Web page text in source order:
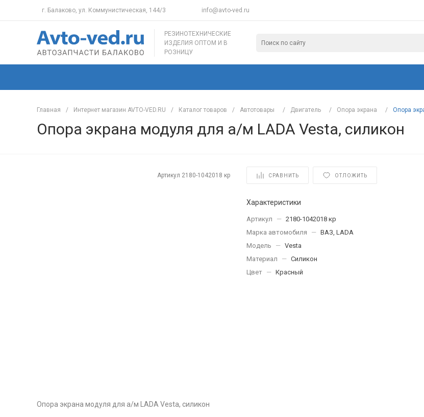
г. Балаково, ул. Коммунистическая, 144/3 info@avto-ved.ru
РЕЗИНОТЕХНИЧЕСКИЕ
ИЗДЕЛИЯ ОПТОМ И В
РОЗНИЦУ
Главная / Интернет магазин AVTO-VED.RU / Каталог товаров / Автотовары / Двигатель / Опора экрана / Опора
Опора экрана модуля для а/м LADA Vesta, силикон
Артикул 2180-1042018 кр СРАВНИТЬ ОТЛОЖИТЬ
Опора экрана модуля для а/м LADA Vesta, силикон
Характеристики
Артикул — 2180-1042018 кр
Марка автомобиля
— ВАЗ, LADA
Модель
— Vesta
Материал
— Силикон
Цвет
— Красный